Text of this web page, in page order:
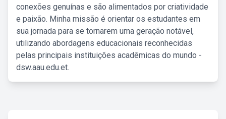
conexões genuínas e são alimentados por criatividade
e paixão. Minha missão é orientar os estudantes em
sua jornada para se tornarem uma geração notável,
utilizando abordagens educacionais reconhecidas
pelas principais instituições acadêmicas do mundo -
dsw.aau.edu.et.